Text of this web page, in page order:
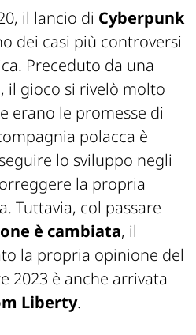
il lancio di Cyberpunk
dei casi più controversi
Preceduto da una
, il gioco si rivelò molto
erano le promesse di
polacca è
lo sviluppo negli
la propria
Tuttavia, col passare
è cambiata, il
la propria opinione del
2023 è anche arrivata
Liberty.